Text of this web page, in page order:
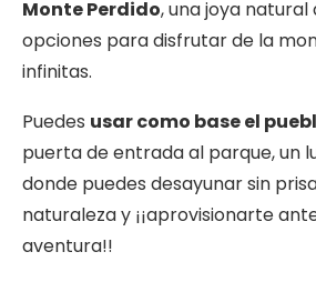
Monte Perdido, una joya natural
opciones para disfrutar de la
infinitas.
Puedes usar como base el
puerta de entrada al parque, un
donde puedes desayunar sin
naturaleza y ¡¡aprovisionarte
aventura!!